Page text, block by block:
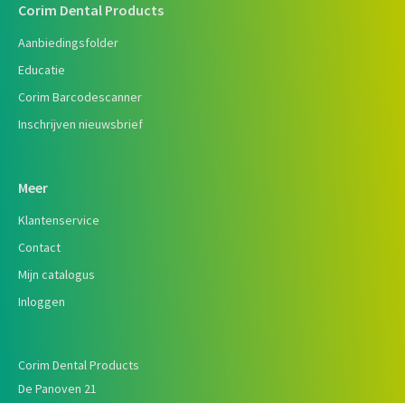
Corim Dental Products
Aanbiedingsfolder
Educatie
Corim Barcodescanner
Inschrijven nieuwsbrief
Meer
Klantenservice
Contact
Mijn catalogus
Inloggen
Corim Dental Products
De Panoven 21